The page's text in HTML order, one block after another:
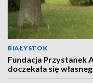
BIAŁYSTOK
Fundacja Przystanek
doczekała się